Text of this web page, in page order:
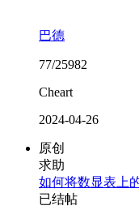
巴德
77/25982
Cheart
2024-04-26
原创
求助
如何将数显表上
已结帖